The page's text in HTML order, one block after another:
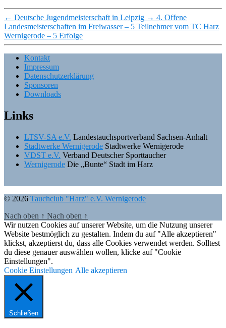
← Deutsche Jugendmeisterschaft in Leipzig → 4. Offene
Landesmeisterschaften im Freiwasser – 5 Teilnehmer vom TC Harz
Wernigerode – 5 Erfolge
Kontakt
Impressum
Datenschutzerklärung
Sponsoren
Downloads
Links
LTSV-SA e.V. Landestauchsportverband Sachsen-Anhalt
Stadtwerke Wernigerode Stadtwerke Wernigerode
VDST e.V. Verband Deutscher Sporttaucher
Wernigerode Die „Bunte“ Stadt im Harz
© 2026 Tauchclub "Harz" e.V. Wernigerode
Nach oben ↑ Nach oben ↑
Wir nutzen Cookies auf unserer Website, um die Nutzung unserer
Website bestmöglich zu gestalten. Indem du auf "Alle akzeptieren"
klickst, akzeptierst du, dass alle Cookies verwendet werden. Solltest
du diese genauer auswählen wollen, klicke auf "Cookie
Einstellungen".
Cookie Einstellungen Alle akzeptieren
Schließen